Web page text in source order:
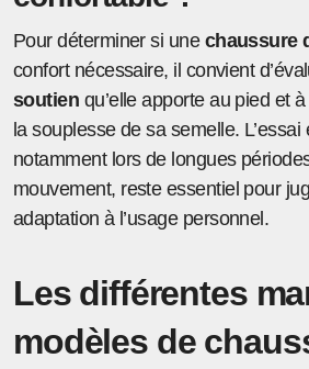
Pour déterminer si une chaussure
confort nécessaire, il convient
soutien qu’elle apporte au pied et
la souplesse de sa semelle.
notamment lors de longues
mouvement, reste essentiel pour
adaptation à l’usage personnel.
Les différentes
modèles de